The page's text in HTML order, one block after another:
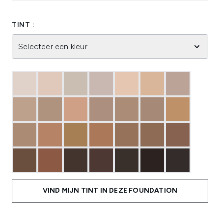
TINT :
Selecteer een kleur
VIND MIJN TINT IN DEZE FOUNDATION